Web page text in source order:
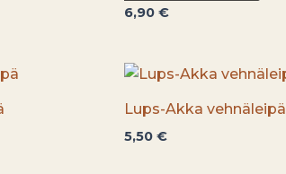
6,90 €
Lups-Akka vehnäleipä
5,50 €